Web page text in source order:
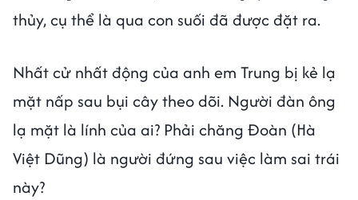
thủy, cụ thể là qua con suối đã được đặt ra.
Nhất cử nhất động của anh em Trung bị kẻ lạ
mặt nấp sau bụi cây theo dõi. Người đàn ông
lạ mặt là lính của ai? Phải chăng Đoàn (Hà
Việt Dũng) là người đứng sau việc làm sai trái
này?